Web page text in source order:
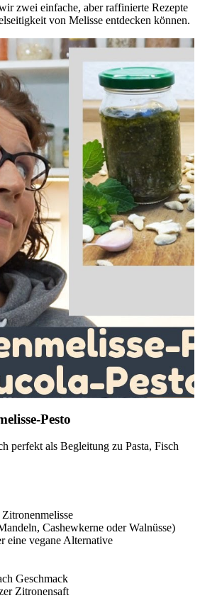
zwei einfache, aber raffinierte Rezepte
von Melisse entdecken können.
Pesto
perfekt als Begleitung zu Pasta, Fisch
Cashewkerne oder Walnüsse)
eine vegane Alternative
Geschmack
Zitronensaft